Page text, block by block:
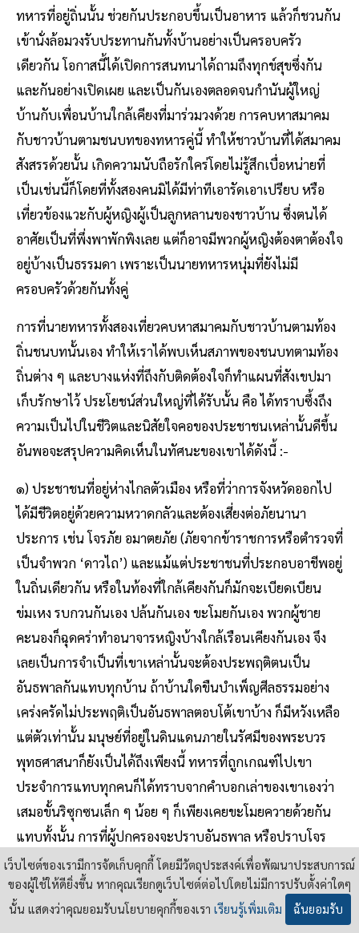
ทหารที่อยู่ถิ่นนั้น ช่วยกันประกอบขึ้นเป็นอาหาร แล้วก็ชวนกัน
เข้านั่งล้อมวงรับประทานกันทั้งบ้านอย่างเป็นครอบครัว
เดียวกัน โอกาสนี้ได้เปิดการสนทนาได้ถามถึงทุกข์สุขซึ่งกัน
และกันอย่างเปิดเผย และเป็นกันเองตลอดจนกำนันผู้ใหญ่
บ้านกับเพื่อนบ้านใกล้เคียงที่มาร่วมวงด้วย การคบหาสมาคม
กับชาวบ้านตามชนบทของทหารคู่นี้ ทำให้ชาวบ้านที่ได้สมาคม
สังสรรด้วยนั้น เกิดความนับถือรักใคร่โดยไม่รู้สึกเบื่อหน่ายที่
เป็นเช่นนี้ก็โดยที่ทั้งสองคนมิได้มีท่าทีเอารัดเอาเปรียบ หรือ
เที่ยวข้องแวะกับผู้หญิงผู้เป็นลูกหลานของชาวบ้าน ซึ่งตนได้
อาศัยเป็นที่พึ่งพาพักพิงเลย แต่ก็อาจมีพวกผู้หญิงต้องตาต้องใจ
อยู่บ้างเป็นธรรมดา เพราะเป็นนายทหารหนุ่มที่ยังไม่มี
ครอบครัวด้วยกันทั้งคู่
การที่นายทหารทั้งสองเที่ยวคบหาสมาคมกับชาวบ้านตามท้อง
ถิ่นชนบทนั้นเอง ทำให้เราได้พบเห็นสภาพของชนบทตามท้อง
ถิ่นต่าง ๆ ​และบางแห่งที่ถึงกับติดต้องใจก็ทำแผนที่สังเขปมา
เก็บรักษาไว้ ประโยชน์ส่วนใหญ่ที่ได้รับนั้น คือ ได้ทราบซึ้งถึง
ความเป็นไปในชีวิตและนิสัยใจคอของประชาชนเหล่านั้นดีขึ้น
อันพอจะสรุปความคิดเห็นในทัศนะของเขาได้ดังนี้ :-
๑) ประชาชนที่อยู่ห่างไกลตัวเมือง หรือที่ว่าการจังหวัดออกไป
ได้มีชีวิตอยู่ด้วยความหวาดกลัวและต้องเสี่ยงต่อภัยนานา
ประการ เช่น โจรภัย อมาตยภัย (ภัยจากข้าราชการหรือตำรวจที่
เป็นจำพวก ‘ดาวไถ’) และแม้แต่ประชาชนที่ประกอบอาชีพอยู่
ในถิ่นเดียวกัน หรือในท้องที่ใกล้เคียงกันก็มักจะเบียดเบียน
ข่มเหง รบกวนกันเอง ปล้นกันเอง ขะโมยกันเอง พวกผู้ชาย
คะนองก็ฉุดคร่าทำอนาจารหญิงบ้างใกล้เรือนเคียงกันเอง จึง
เลยเป็นการจำเป็นที่เขาเหล่านั้นจะต้องประพฤติตนเป็น
อันธพาลกันแทบทุกบ้าน ถ้าบ้านใดขืนบำเพ็ญศีลธรรมอย่าง
เคร่งครัดไม่ประพฤติเป็นอันธพาลตอบโต้เขาบ้าง ก็มีหวังเหลือ
แต่ตัวเท่านั้น มนุษย์ที่อยู่ในดินแดนภายในรัศมีของพระบวร
พุทธศาสนาก็ยังเป็นได้ถึงเพียงนี้ ทหารที่ถูกเกณฑ์ไปเขา
ประจำการแทบทุกคนก็ได้ทราบจากคำบอกเล่าของเขาเองว่า
เสมอขั้นริซุกซนเล็ก ๆ น้อย ๆ ก็เพียงเคยขะโมยควายด้วยกัน
แทบทั้งนั้น การที่ผู้ปกครองจะปราบอันธพาล หรือปราบโจร
ผู้ร้ายให้ราบคาบนั้น ในชั้นต้นจะต้องใช้หมัดเด็ดปราบอ้ายโจร
อาตมะให้มันอยู่หมัดลงไปเสียก่อน แล้วโจรจำพวกสาวกของอา
ตมะและใครอื่น ๆ รวมทั้งเหล่าพี่น้องอันธพาลทั้งหลายมันจะ
เว็บไซต์ของเรามีการจัดเก็บคุกกี้ โดยมีวัตถุประสงค์เพื่อพัฒนาประสบการณ์
ของผู้ใช้ให้ดียิ่งขึ้น หากคุณเรียกดูเว็บไซต์ต่อไปโดยไม่มีการปรับตั้งค่าใดๆ
นั้น แสดงว่าคุณยอมรับนโยบายคุกกี้ของเรา เรียนรู้เพิ่มเติม ฉันยอมรับ